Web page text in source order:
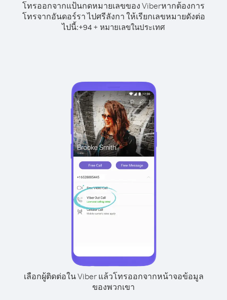
โทรออกจากแป้นกดหมายเลขของ Viberหากต้องการ
โทรจากอันดอร์รา ไปศรีลังกา ให้เรียกเลขหมายดังต่อ
ไปนี้:+94 + หมายเลขในประเทศ
เลือกผู้ติดต่อใน Viber แล้วโทรออกจากหน้าจอข้อมูล
ของพวกเขา